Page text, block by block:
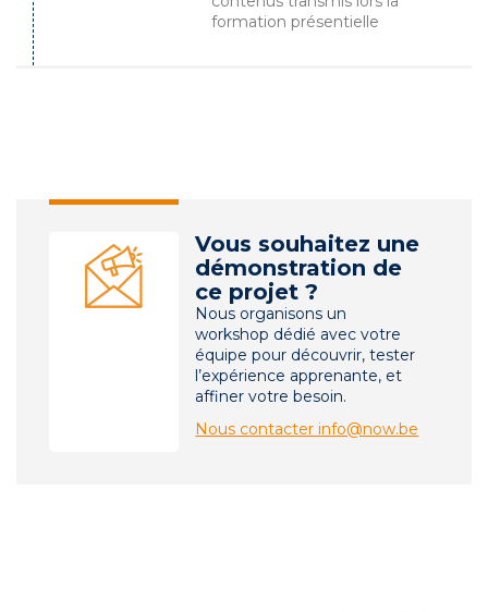
formation présentielle
Vous souhaitez une
démonstration de
ce projet ?
Nous organisons un
workshop dédié avec votre
équipe pour découvrir, tester
l’expérience apprenante, et
affiner votre besoin.
Nous contacter info@now.be